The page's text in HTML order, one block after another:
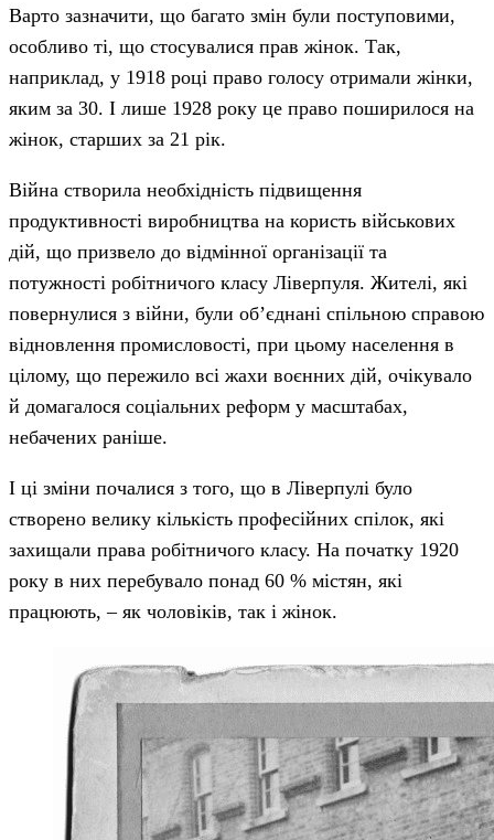
Варто зазначити, що багато змін були поступовими,
особливо ті, що стосувалися прав жінок. Так,
наприклад, у 1918 році право голосу отримали жінки,
яким за 30. І лише 1928 року це право поширилося на
жінок, старших за 21 рік.
Війна створила необхідність підвищення
продуктивності виробництва на користь військових
дій, що призвело до відмінної організації та
потужності робітничого класу Ліверпуля. Жителі, які
повернулися з війни, були об’єднані спільною справою
відновлення промисловості, при цьому населення в
цілому, що пережило всі жахи воєнних дій, очікувало
й домагалося соціальних реформ у масштабах,
небачених раніше.
І ці зміни почалися з того, що в Ліверпулі було
створено велику кількість професійних спілок, які
захищали права робітничого класу. На початку 1920
року в них перебувало понад 60 % містян, які
працюють, – як чоловіків, так і жінок.